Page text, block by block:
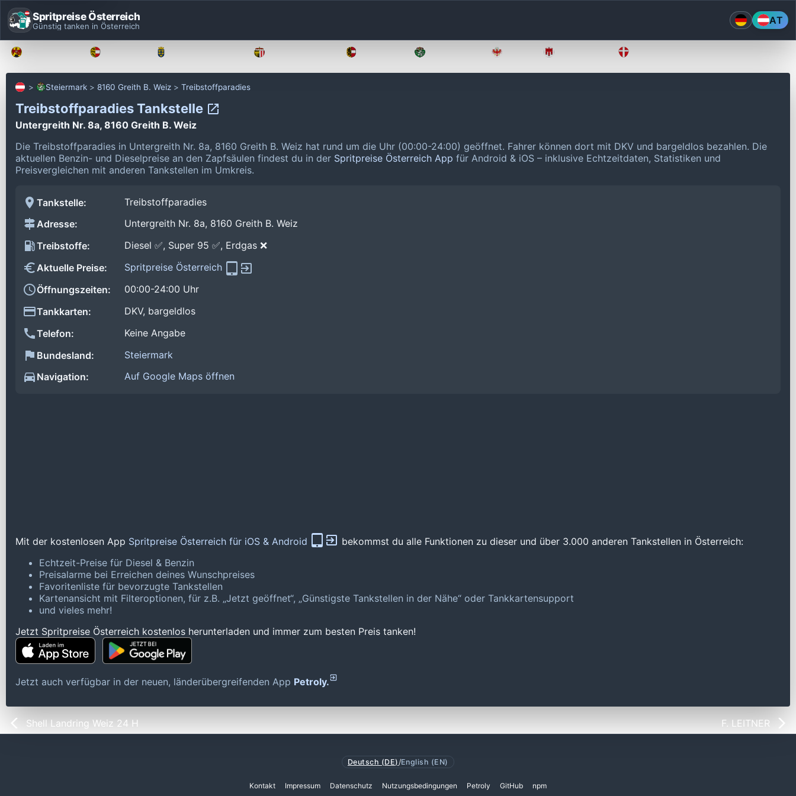
Spritpreise Österreich
Günstig tanken in Österreich AT
Steiermark 8160 Greith B. Weiz Treibstoffparadies
Treibstoffparadies Tankstelle
Untergreith Nr. 8a, 8160 Greith B. Weiz
Die Treibstoffparadies in Untergreith Nr. 8a, 8160 Greith B. Weiz hat rund um die Uhr (00:00-24:00) geöffnet. Fahrer können dort mit DKV und bargeldlos bezahlen. Die
aktuellen Benzin- und Dieselpreise an den Zapfsäulen findest du in der Spritpreise Österreich App für Android & iOS – inklusive Echtzeitdaten, Statistiken und
Preisvergleichen mit anderen Tankstellen im Umkreis.
Tankstelle:
Treibstoffparadies
Adresse:
Untergreith Nr. 8a, 8160 Greith B. Weiz
Treibstoffe:
Diesel ✅, Super 95 ✅, Erdgas ❌
Aktuelle Preise:
Spritpreise Österreich
Öffnungszeiten:
00:00-24:00 Uhr
Tankkarten:
DKV, bargeldlos
Telefon:
Keine Angabe
Bundesland:
Steiermark
Navigation:
Auf Google Maps öffnen
Mit der kostenlosen App Spritpreise Österreich für iOS & Android
bekommst du alle Funktionen zu dieser und über 3.000 anderen Tankstellen in Österreich:
Echtzeit-Preise für Diesel & Benzin
Preisalarme bei Erreichen deines Wunschpreises
Favoritenliste für bevorzugte Tankstellen
Kartenansicht mit Filteroptionen, für z.B. „Jetzt geöffnet“, „Günstigste Tankstellen in der Nähe“ oder Tankkartensupport
und vieles mehr!
Jetzt Spritpreise Österreich kostenlos herunterladen und immer zum besten Preis tanken!
Jetzt auch verfügbar in der neuen, länderübergreifenden App Petroly.
Shell Landring Weiz 24 H F. LEITNER
Deutsch (DE) /English (EN)
Kontakt Impressum Datenschutz Nutzungsbedingungen Petroly GitHub npm